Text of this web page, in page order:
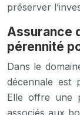
préserver
Assurance
pérennité
Dans le
décennale est
Elle offre une
associés aux